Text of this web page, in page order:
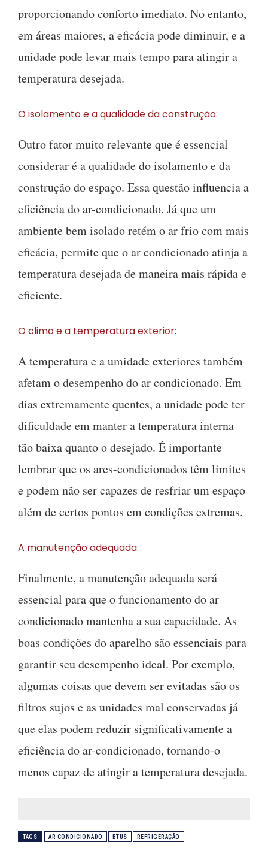
proporcionando conforto imediato. No entanto,
em áreas maiores, a eficácia pode diminuir, e a
unidade pode levar mais tempo para atingir a
temperatura desejada.
O isolamento e a qualidade da construção:
Outro fator muito relevante que é essencial
considerar é a qualidade do isolamento e da
construção do espaço. Essa questão influencia a
eficiência do ar-condicionado. Já que um
ambiente bem isolado retém o ar frio com mais
eficácia, permite que o ar condicionado atinja a
temperatura desejada de maneira mais rápida e
eficiente.
O clima e a temperatura exterior:
A temperatura e a umidade exteriores também
afetam o desempenho do ar condicionado. Em
dias extremamente quentes, a unidade pode ter
dificuldade em manter a temperatura interna
tão baixa quanto o desejado. É importante
lembrar que os ares-condicionados têm limites
e podem não ser capazes de resfriar um espaço
além de certos pontos em condições extremas.
A manutenção adequada:
Finalmente, a manutenção adequada será
essencial para que o funcionamento do ar
condicionado mantenha a sua capacidade. As
boas condições do aparelho são essenciais para
garantir seu desempenho ideal. Por exemplo,
algumas coisas que devem ser evitadas são os
filtros sujos e as unidades mal conservadas já
que elas podem reduzir significativamente a
eficiência do ar-condicionado, tornando-o
menos capaz de atingir a temperatura desejada.
TAGS AR CONDICIONADO BTUS REFRIGERAÇÃO